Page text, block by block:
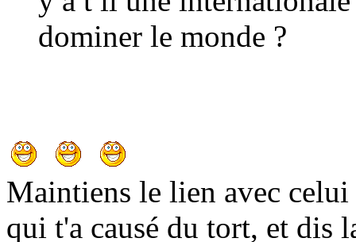
dominer le monde ?
Maintiens le lien avec
qui t'a causé du tort, et dis